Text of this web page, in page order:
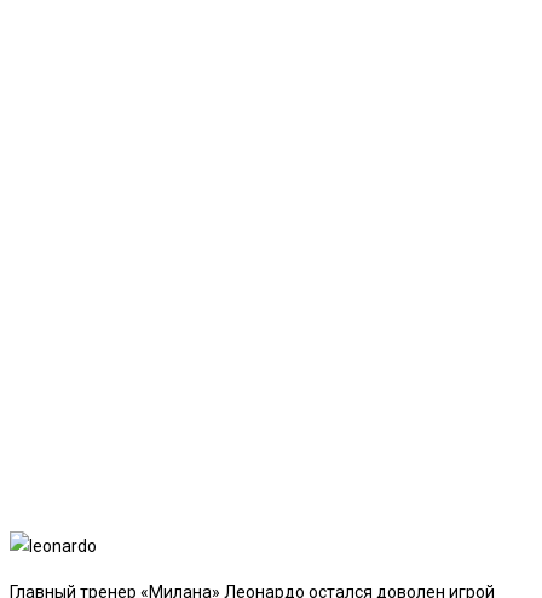
Главный тренер «Милана» Леонардо остался доволен игрой